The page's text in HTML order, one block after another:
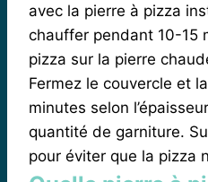
avec la pierre à pizza
chauffer pendant 10-15
pizza sur la pierre
Fermez le couvercle et
minutes selon
quantité de garniture.
pour éviter que la pizza